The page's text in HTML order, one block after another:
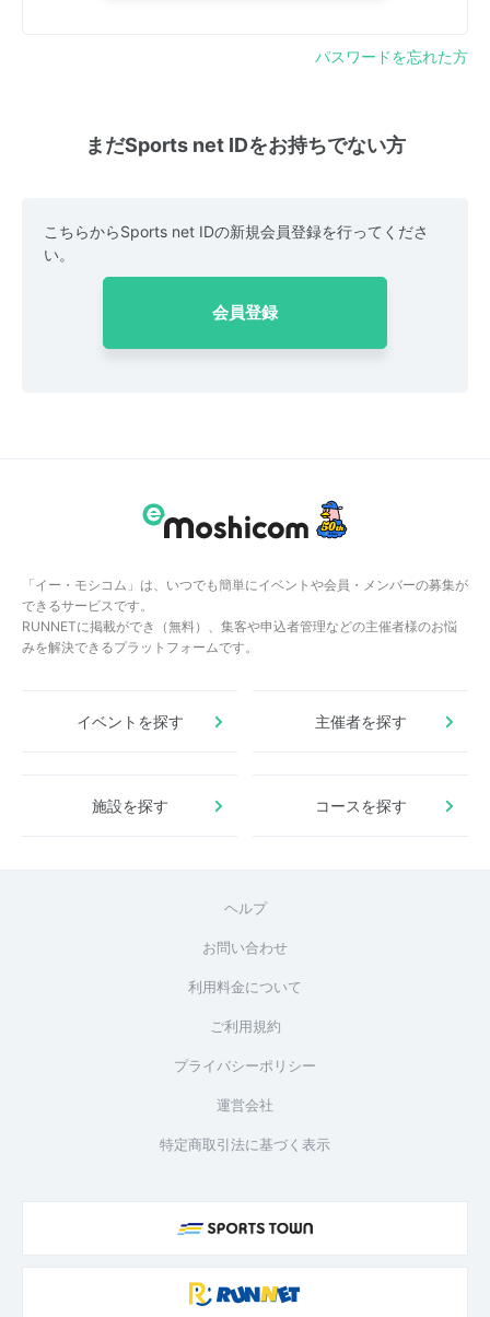
パスワードを忘れた方
まだSports net IDをお持ちでない方
こちらからSports net IDの新規会員登録を行ってくださ
い。
会員登録
「イー・モシコム」は、いつでも簡単にイベントや会員・メンバーの募集が
できるサービスです。
RUNNETに掲載ができ（無料）、集客や申込者管理などの主催者様のお悩
みを解決できるプラットフォームです。
イベントを探す 主催者を探す
施設を探す コースを探す
ヘルプ
お問い合わせ
利用料金について
ご利用規約
プライバシーポリシー
運営会社
特定商取引法に基づく表示